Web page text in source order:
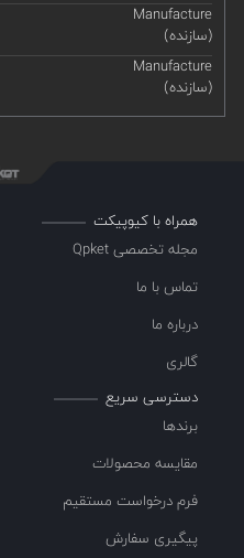
Manufacture
(سازنده)
Manufacture
(سازنده)
همراه با کیوپیکت
مجله تخصصی Qpket
تماس با ما
درباره ما
گالری
دسترسی سریع
برندها
مقایسه محصولات
فرم درخواست مستقیم
پیگیری سفارش